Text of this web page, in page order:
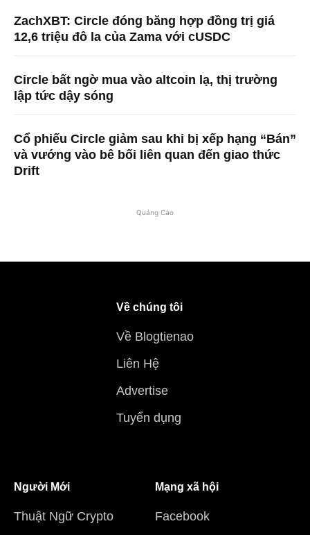
ZachXBT: Circle đóng băng hợp đồng trị giá
12,6 triệu đô la của Zama với cUSDC
Circle bất ngờ mua vào altcoin lạ, thị trường
lập tức dậy sóng
Cổ phiếu Circle giảm sau khi bị xếp hạng “Bán”
và vướng vào bê bối liên quan đến giao thức
Drift
Quảng Cáo
Về chúng tôi
Về Blogtienao
Liên Hệ
Advertise
Tuyển dụng
Người Mới
Thuật Ngữ Crypto
Mạng xã hội
Facebook